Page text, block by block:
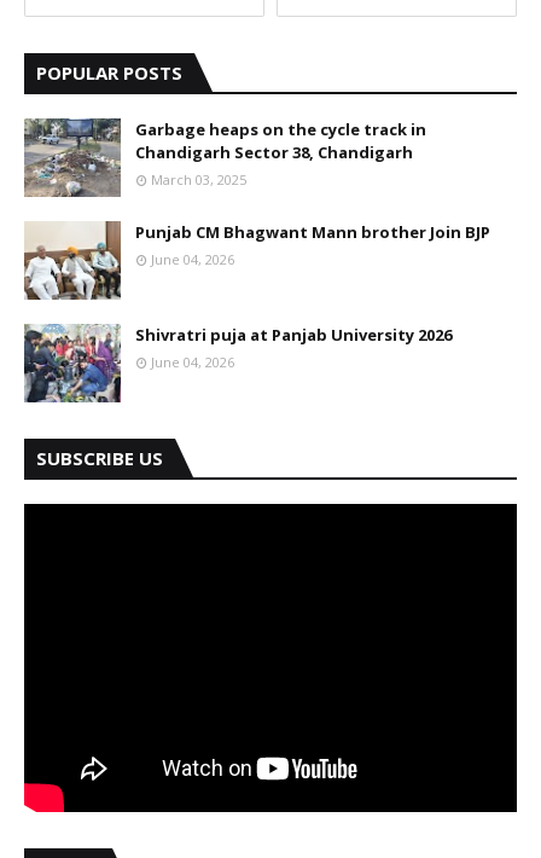
POPULAR POSTS
Garbage heaps on the cycle track in
Chandigarh Sector 38, Chandigarh
March 03, 2025
Punjab CM Bhagwant Mann brother Join BJP
June 04, 2026
Shivratri puja at Panjab University 2026
June 04, 2026
SUBSCRIBE US